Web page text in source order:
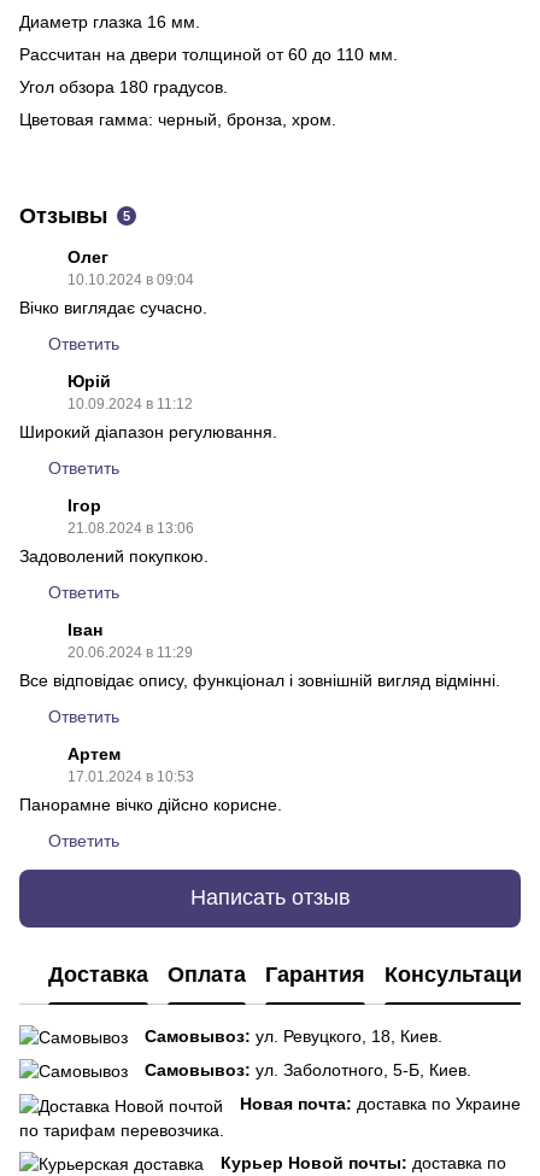
Диаметр глазка 16 мм.
Рассчитан на двери толщиной от 60 до 110 мм.
Угол обзора 180 градусов.
Цветовая гамма: черный, бронза, хром.
Отзывы 5
Олег
10.10.2024 в 09:04
Вічко виглядає сучасно.
Ответить
Юрій
10.09.2024 в 11:12
Широкий діапазон регулювання.
Ответить
Ігор
21.08.2024 в 13:06
Задоволений покупкою.
Ответить
Іван
20.06.2024 в 11:29
Все відповідає опису, функціонал і зовнішній вигляд відмінні.
Ответить
Артем
17.01.2024 в 10:53
Панорамне вічко дійсно корисне.
Ответить
Написать отзыв
Доставка Оплата Гарантия Консультация
Самовывоз: ул. Ревуцкого, 18, Киев.
Самовывоз: ул. Заболотного, 5-Б, Киев.
Новая почта: доставка по Украине
по тарифам перевозчика.
Курьер Новой почты: доставка по